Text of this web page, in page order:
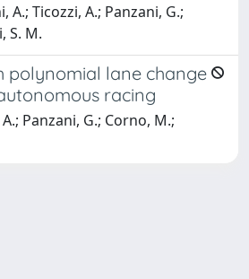
A.; Ticozzi, A.; Panzani, G.;
S. M.
polynomial lane change
racing
Panzani, G.; Corno, M.;